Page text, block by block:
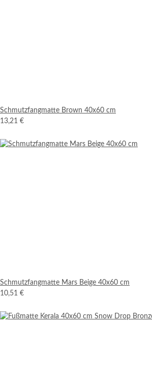
Schmutzfangmatte Brown 40x60 cm
13,21 €
Schmutzfangmatte Mars Beige 40x60 cm
10,51 €